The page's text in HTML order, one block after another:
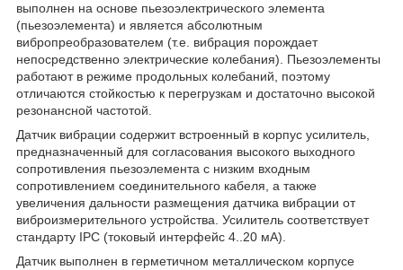
выполнен на основе пьезоэлектрического элемента
(пьезоэлемента) и является абсолютным
вибропреобразователем (т.е. вибрация порождает
непосредственно электрические колебания). Пьезоэлементы
работают в режиме продольных колебаний, поэтому
отличаются стойкостью к перегрузкам и достаточно высокой
резонансной частотой.
Датчик вибрации содержит встроенный в корпус усилитель,
предназначенный для согласования высокого выходного
сопротивления пьезоэлемента с низким входным
сопротивлением соединительного кабеля, а также
увеличения дальности размещения датчика вибрации от
виброизмерительного устройства. Усилитель соответствует
стандарту IPC (токовый интерфейс 4..20 мА).
Датчик выполнен в герметичном металлическом корпусе